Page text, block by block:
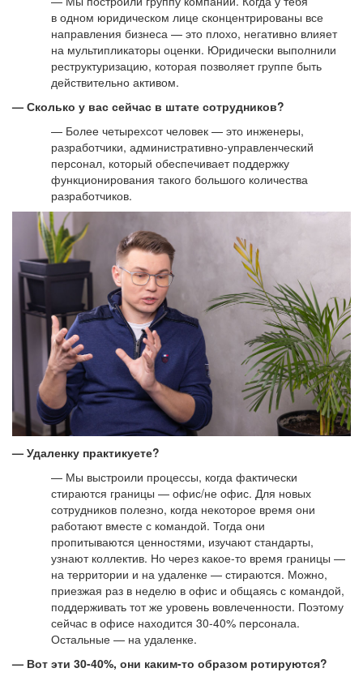
в одном юридическом лице сконцентрированы все
направления бизнеса — это плохо, негативно влияет
на мультипликаторы оценки. Юридически выполнили
реструктуризацию, которая позволяет группе быть
действительно активом.
— Сколько у вас сейчас в штате сотрудников?
— Более четырехсот человек — это инженеры,
разработчики, административно-управленческий
персонал, который обеспечивает поддержку
функционирования такого большого количества
разработчиков.
— Удаленку практикуете?
— Мы выстроили процессы, когда фактически
стираются границы — офис/не офис. Для новых
сотрудников полезно, когда некоторое время они
работают вместе с командой. Тогда они
пропитываются ценностями, изучают стандарты,
узнают коллектив. Но через какое-то время границы —
на территории и на удаленке — стираются. Можно,
приезжая раз в неделю в офис и общаясь с командой,
поддерживать тот же уровень вовлеченности. Поэтому
сейчас в офисе находится 30-40% персонала.
Остальные — на удаленке.
— Вот эти 30-40%, они каким-то образом ротируются?